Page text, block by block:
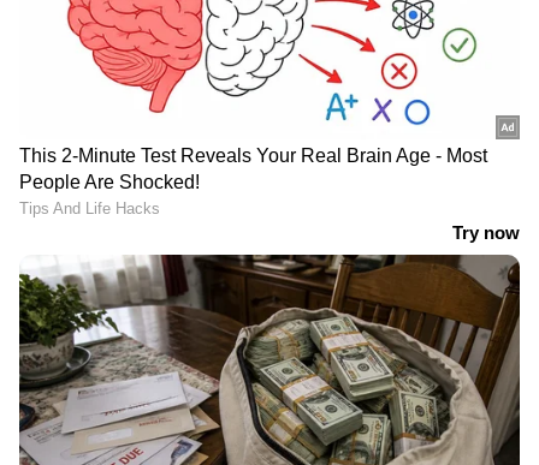
LATEST VIDEOS
ജലനിരപ്പ് കുറഞ്ഞെങ്കിലും ദുരിതം
ഒഴിയാതെ കുട്ടനാട്ടുകാര്‍; വെള്ളം
ഇറങ്ങാൻ ഇനിയും സമയമെടുക്കും
News@1PM | ഒരുമണി വാർത്ത
വിശദമായി | 08 August 2026